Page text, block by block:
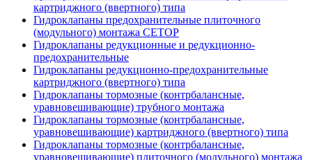
картриджного (ввертного) типа
Гидроклапаны предохранительные плиточного
(модульного) монтажа CETOP
Гидроклапаны редукционные и редукционно-
предохранительные
Гидроклапаны редукционно-предохранительные
картриджного (ввертного) типа
Гидроклапаны тормозные (контрбалансные,
уравновешивающие) трубного монтажа
Гидроклапаны тормозные (контрбалансные,
уравновешивающие) картриджного (ввертного) типа
Гидроклапаны тормозные (контрбалансные,
уравновешивающие) плиточного (модульного) монтажа